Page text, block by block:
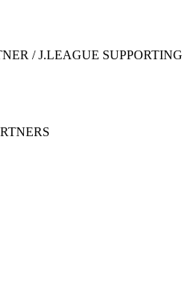
/ J.LEAGUE SUPPORTING